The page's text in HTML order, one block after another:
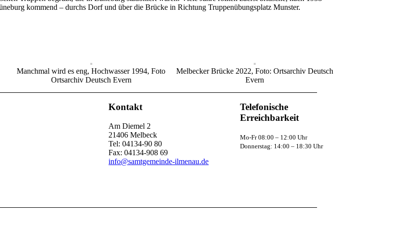
kommend – durchs Dorf und über die Brücke in Richtung Truppenübungsplatz Munster.
Manchmal wird es eng, Hochwasser 1994, Foto
Ortsarchiv Deutsch Evern
Melbecker Brücke 2022, Foto: Ortsarchiv Deutsch
Evern
Kontakt
Am Diemel 2
21406 Melbeck
Tel: 04134-90 80
Fax: 04134-908 69
info@samtgemeinde-ilmenau.de
Telefonische
Erreichbarkeit
Mo-Fr 08:00 – 12:00 Uhr
Donnerstag: 14:00 – 18:30 Uhr